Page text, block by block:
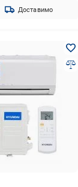
Доставимо